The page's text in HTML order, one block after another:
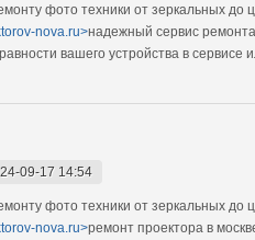
фото техники от зеркальных до
nova.ru>надежный сервис
вашего устройства в сервисе
09-17 14:54
фото техники от зеркальных до
nova.ru>ремонт проектора в